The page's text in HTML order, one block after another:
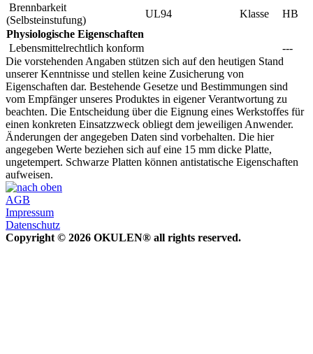
Brennbarkeit
(Selbsteinstufung)
UL94 Klasse
HB
Physiologische Eigenschaften
Lebensmittelrechtlich konform
---
Die vorstehenden Angaben stützen sich auf den heutigen Stand
unserer Kenntnisse und stellen keine Zusicherung von
Eigenschaften dar. Bestehende Gesetze und Bestimmungen sind
vom Empfänger unseres Produktes in eigener Verantwortung zu
beachten. Die Entscheidung über die Eignung eines Werkstoffes für
einen konkreten Einsatzzweck obliegt dem jeweiligen Anwender.
Änderungen der angegeben Daten sind vorbehalten. Die hier
angegeben Werte beziehen sich auf eine 15 mm dicke Platte,
ungetempert. Schwarze Platten können antistatische Eigenschaften
aufweisen.
AGB
Impressum
Datenschutz
Copyright © 2026 OKULEN® all rights reserved.